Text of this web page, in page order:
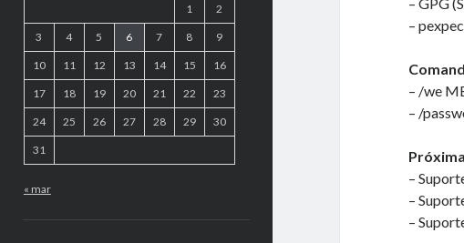
1 2
3 4 5 6 7 8 9
10 11 12 13 14 15 16
17 18 19 20 21 22 23
24 25 26 27 28 29 30
31
« mar
–
– /we
– /
–
–
–